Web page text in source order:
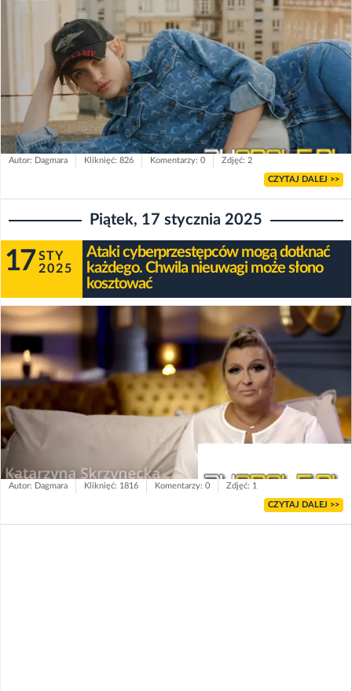
Autor: Dagmara Kliknięć: 826 Komentarzy: 0 Zdjęć: 2
CZYTAJ DALEJ >>
Piątek, 17 stycznia 2025
17 STY
2025
Ataki cyberprzestępców mogą dotknać
każdego. Chwila nieuwagi może słono
kosztować
Autor: Dagmara Kliknięć: 1816 Komentarzy: 0 Zdjęć: 1
CZYTAJ DALEJ >>